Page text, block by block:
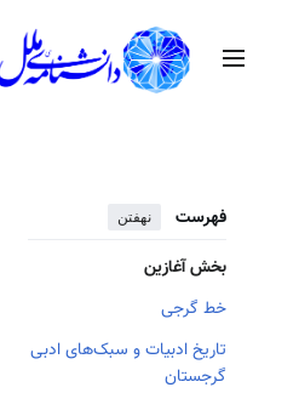
منوی اصلی
فهرست نهفتن
بخش آغازین
خط گرجی
تاریخ ادبیات و سبک‌های ادبی
گرجستان